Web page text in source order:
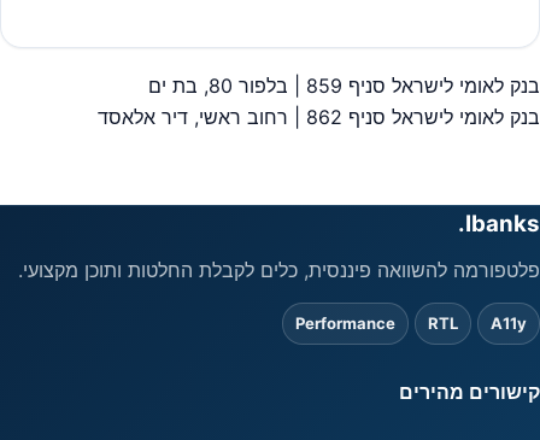
ניווט
בנק לאומי לישראל סניף 859 | בלפור 80, בת ים
בנק לאומי לישראל סניף 862 | רחוב ראשי, דיר אלאסד
Ibanks.
פלטפורמה להשוואה פיננסית, כלים לקבלת החלטות ותוכן מקצועי.
A11y
RTL
Performance
קישורים מהירים